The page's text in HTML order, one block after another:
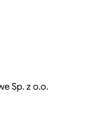
Sp. z o.o.